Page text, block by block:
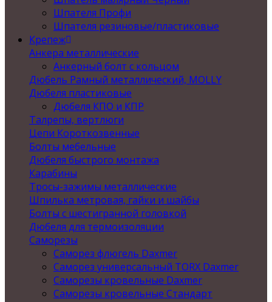
Шпателя Профи
Шпателя резиновые/пластиковые
Крепеж
Анкера металлические
Анкерный болт с кольцом
Дюбель Рамный металлический, MOLLY
Дюбеля пластиковые
Дюбеля КПО и КПР
Талрепы, вертлюги
Цепи Короткозвенные
Болты мебельные
Дюбеля быстрого монтажа
Карабины
Тросы-зажимы металлические
Шпилька метровая, гайки и шайбы
Болты с шестигранной головкой
Дюбеля для термоизоляции
Саморезы
Саморез флюгель Daxmer
Саморез универсальный TORX Daxmer
Саморезы кровельные Daxmer
Саморезы кровельные Стандарт